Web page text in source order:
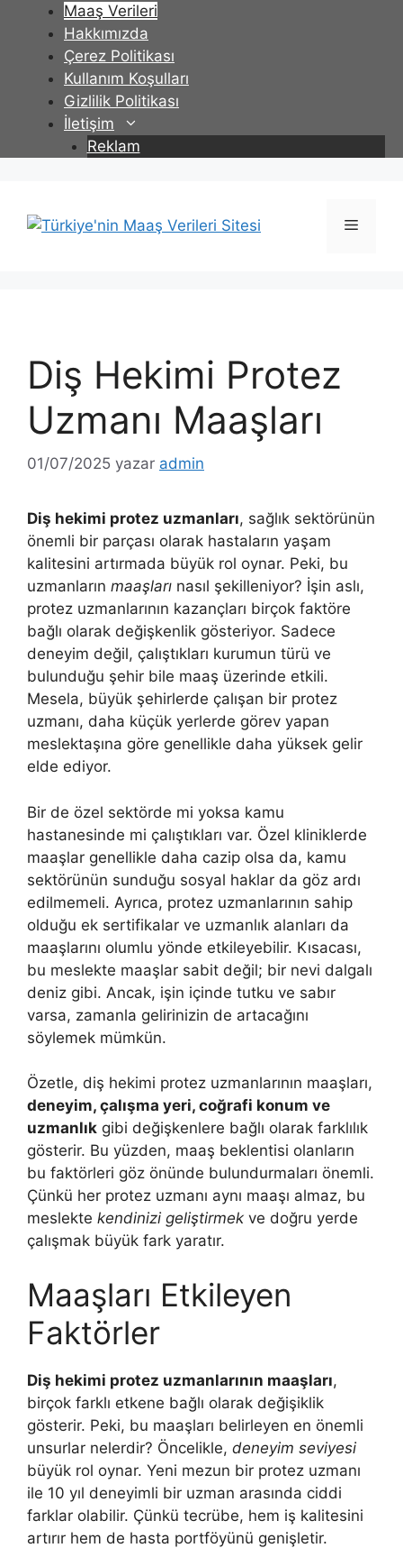
Maaş Verileri
Hakkımızda
Çerez Politikası
Kullanım Koşulları
Gizlilik Politikası
İletişim
Reklam
Menü
Diş Hekimi Protez
Uzmanı Maaşları
01/07/2025 yazar admin
Diş hekimi protez uzmanları, sağlık sektörünün
önemli bir parçası olarak hastaların yaşam
kalitesini artırmada büyük rol oynar. Peki, bu
uzmanların maaşları nasıl şekilleniyor? İşin aslı,
protez uzmanlarının kazançları birçok faktöre
bağlı olarak değişkenlik gösteriyor. Sadece
deneyim değil, çalıştıkları kurumun türü ve
bulunduğu şehir bile maaş üzerinde etkili.
Mesela, büyük şehirlerde çalışan bir protez
uzmanı, daha küçük yerlerde görev yapan
meslektaşına göre genellikle daha yüksek gelir
elde ediyor.
Bir de özel sektörde mi yoksa kamu
hastanesinde mi çalıştıkları var. Özel kliniklerde
maaşlar genellikle daha cazip olsa da, kamu
sektörünün sunduğu sosyal haklar da göz ardı
edilmemeli. Ayrıca, protez uzmanlarının sahip
olduğu ek sertifikalar ve uzmanlık alanları da
maaşlarını olumlu yönde etkileyebilir. Kısacası,
bu meslekte maaşlar sabit değil; bir nevi dalgalı
deniz gibi. Ancak, işin içinde tutku ve sabır
varsa, zamanla gelirinizin de artacağını
söylemek mümkün.
Özetle, diş hekimi protez uzmanlarının maaşları,
deneyim, çalışma yeri, coğrafi konum ve
uzmanlık gibi değişkenlere bağlı olarak farklılık
gösterir. Bu yüzden, maaş beklentisi olanların
bu faktörleri göz önünde bulundurmaları önemli.
Çünkü her protez uzmanı aynı maaşı almaz, bu
meslekte kendinizi geliştirmek ve doğru yerde
çalışmak büyük fark yaratır.
Maaşları Etkileyen
Faktörler
Diş hekimi protez uzmanlarının maaşları,
birçok farklı etkene bağlı olarak değişiklik
gösterir. Peki, bu maaşları belirleyen en önemli
unsurlar nelerdir? Öncelikle, deneyim seviyesi
büyük rol oynar. Yeni mezun bir protez uzmanı
ile 10 yıl deneyimli bir uzman arasında ciddi
farklar olabilir. Çünkü tecrübe, hem iş kalitesini
artırır hem de hasta portföyünü genişletir.